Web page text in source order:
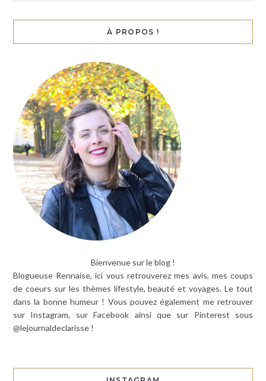
À PROPOS !
Bienvenue sur le blog !
Blogueuse Rennaise, ici vous retrouverez mes avis, mes coups
de coeurs sur les thèmes lifestyle, beauté et voyages. Le tout
dans la bonne humeur ! Vous pouvez également me retrouver
sur Instagram, sur Facebook ainsi que sur Pinterest sous
@lejournaldeclarisse !